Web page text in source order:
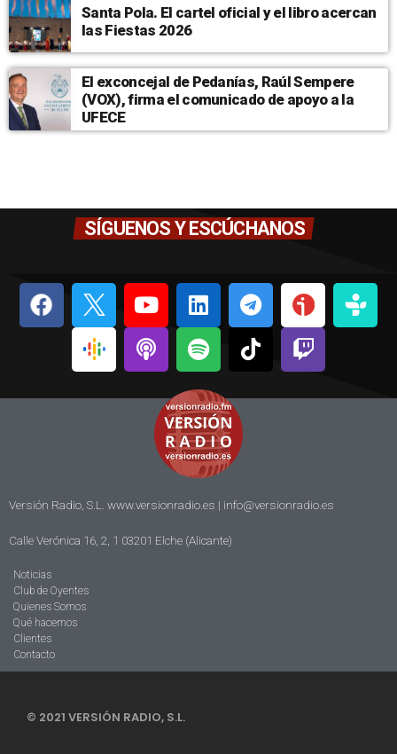
Santa Pola. El cartel oficial y el libro acercan
las Fiestas 2026
El exconcejal de Pedanías, Raúl Sempere
(VOX), firma el comunicado de apoyo a la
UFECE
SÍGUENOS Y ESCÚCHANOS
Versión Radio, S.L. www.versionradio.es | info@versionradio.es
Calle Verónica 16, 2, 1 03201 Elche (Alicante)
Noticias
Club de Oyentes
Quienes Somos
Qué hacemos
Clientes
Contacto
© 2021 VERSIÓN RADIO, S.L.